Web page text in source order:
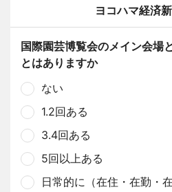
ヨコハマ経済
国際園芸博覧会のメイン会場
とはありますか
ない
1.2回ある
3.4回ある
5回以上ある
日常的に（在住・在勤・在